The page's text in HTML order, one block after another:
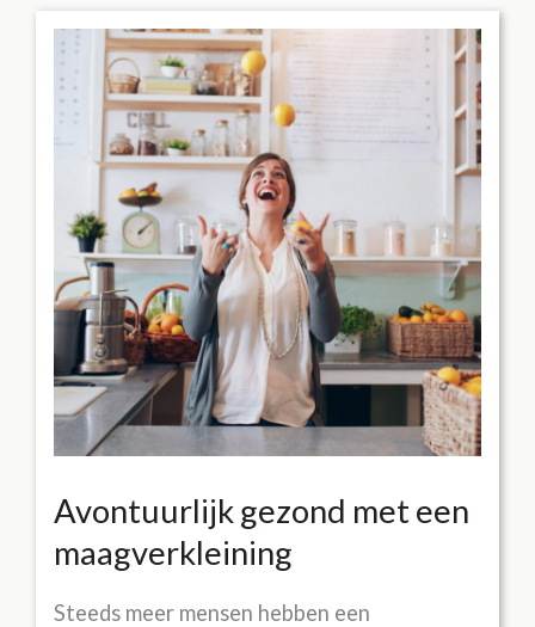
Avontuurlijk gezond met een
maagverkleining
Steeds meer mensen hebben een